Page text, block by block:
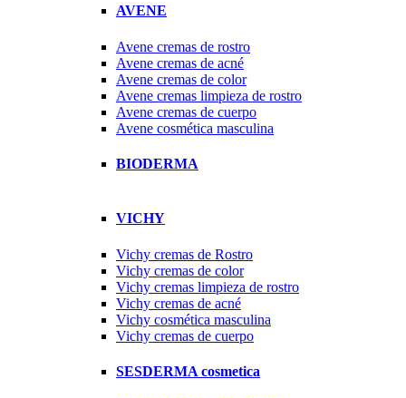
AVENE
Avene cremas de rostro
Avene cremas de acné
Avene cremas de color
Avene cremas limpieza de rostro
Avene cremas de cuerpo
Avene cosmética masculina
BIODERMA
VICHY
Vichy cremas de Rostro
Vichy cremas de color
Vichy cremas limpieza de rostro
Vichy cremas de acné
Vichy cosmética masculina
Vichy cremas de cuerpo
SESDERMA cosmetica